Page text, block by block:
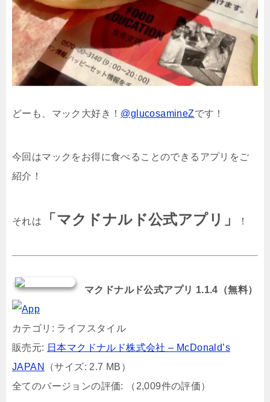
どーも、マック大好き！ @glucosamineZです！
今回はマックをお得に食べることのできるアプリをご
紹介！
それは 「マクドナルド公式アプリ」 ！
マクドナルド公式アプリ 1.1.4（無料）
カテゴリ: ライフスタイル
販売元: 日本マクドナルド株式会社 – McDonald’s
JAPAN
（サイズ: 2.7 MB）
全てのバージョンの評価:
（2,009件の評価）